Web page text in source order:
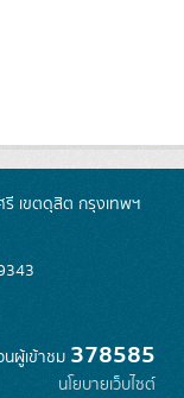
เขตดุสิต กรุงเทพฯ
ผู้เข้าชม 378585
นโยบายเว็บไซต์